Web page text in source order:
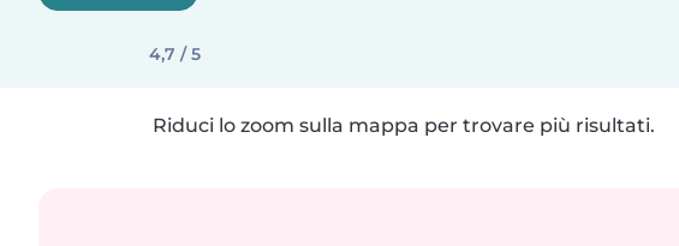
4,7 / 5
Riduci lo zoom sulla mappa per trovare più risultati.